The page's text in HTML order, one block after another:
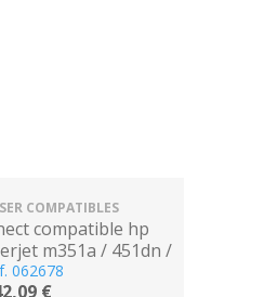
COMPATIBLES
compatible hp
m351a / 451dn /
/ 375nw / 475dn /
062678
€